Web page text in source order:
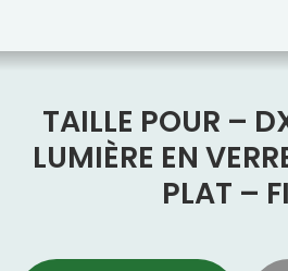
TAILLE POUR –
LUMIÈRE EN
PLAT –